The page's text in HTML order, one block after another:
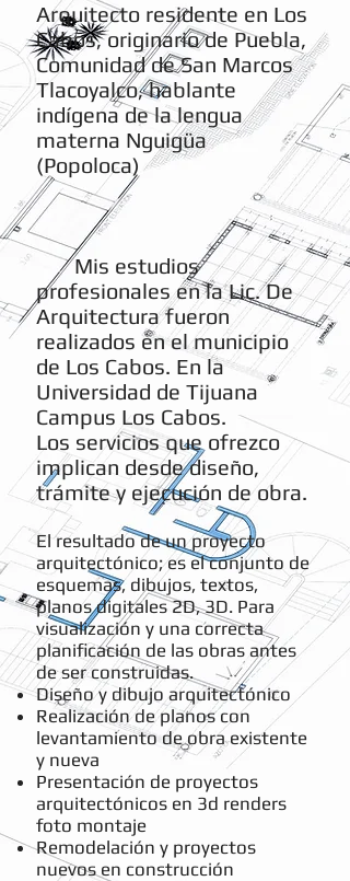
Arquitecto residente en Los
Cabos, originario de Puebla,
Comunidad de San Marcos
Tlacoyalco, hablante
indígena de la lengua
materna Nguigüa
(Popoloca)
Mis estudios
profesionales en la Lic. De
Arquitectura fueron
realizados en el municipio
de Los Cabos. En la
Universidad de Tijuana
Campus Los Cabos.
Los servicios que ofrezco
implican desde diseño,
trámite y ejecución de obra.
El resultado de un proyecto
arquitectónico; es el conjunto de
esquemas, dibujos, textos,
planos digitales 2D, 3D. Para
visualización y una correcta
planificación de las obras antes
de ser construidas.
Diseño y dibujo arquitectónico
Realización de planos con
levantamiento de obra existente
y nueva
Presentación de proyectos
arquitectónicos en 3d renders
foto montaje
Remodelación y proyectos
nuevos en construcción